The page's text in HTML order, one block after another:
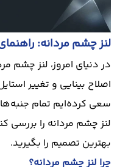
لنز چشم مردانه:
در دنیای امروز، لنز چشم
اصلاح بینایی و تغییر
سعی کرده‌ایم تمام
لنز چشم مردانه را بررسی
بهترین تصمیم را بگیرید.
چرا لنز چشم مردانه؟